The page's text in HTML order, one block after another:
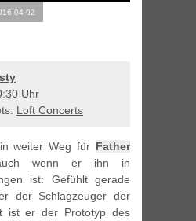
04-02
Uhr
Loft Concerts
weiter Weg für Father
wenn er ihn in
ist: Gefühlt gerade
der Schlagzeuger der
ist er der Prototyp des